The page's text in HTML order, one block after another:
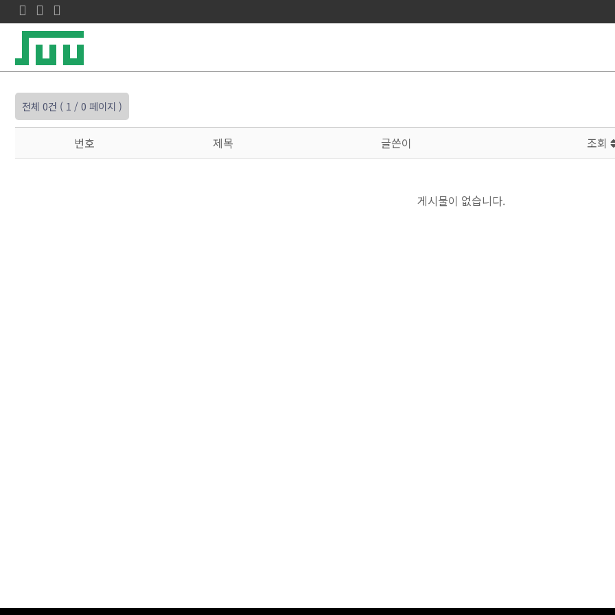
전체 0건 ( 1 / 0 페이지 )
번호 제목 글쓴이 조회
게시물이 없습니다.